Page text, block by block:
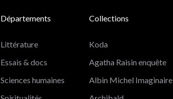
Départements
Littérature
Essais & docs
Sciences humaines
Collections
Koda
Agatha Raisin enquête
Albin Michel Imaginaire